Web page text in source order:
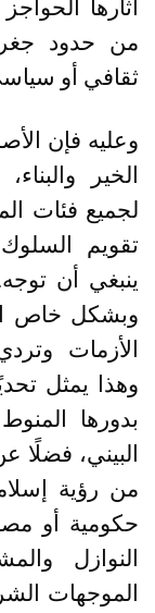
آثارها
من حدود
ثقافي أو
وعليه فإن
الخير
لجميع فئات
تقويم
ينبغي أن
وبشكل خاص
الأزمات
وهذا يمثل
بدورها
البيني، فضلًا
من رؤية
حكومية أو
النوازل
الموجهات